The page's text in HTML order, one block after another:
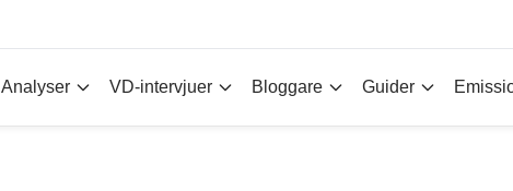
Analyser VD-intervjuer Bloggare Guider